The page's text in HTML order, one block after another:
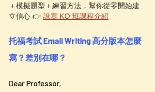
＋模擬題型＋練習方法，幫你從零開始建
立信心 👉 說寫 KO 班課程介紹
托福考試 Email Writing 高分版本怎麼
寫？差別在哪？
Dear Professor,